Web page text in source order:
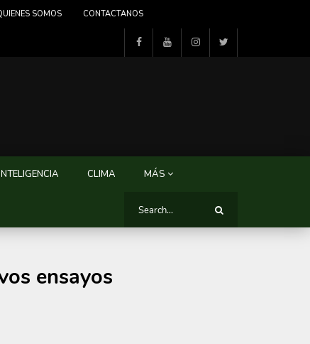
SOMOS CONTACTANOS
CLIMA MÁS
ensayos